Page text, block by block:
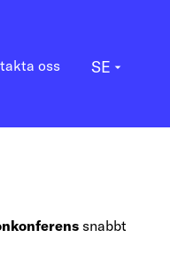
oss SE arrow_drop_down
snabbt